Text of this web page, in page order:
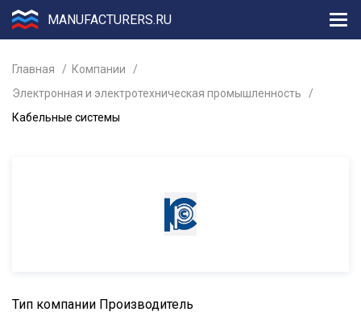
MANUFACTURERS.RU
Главная
Компании
Электронная и электротехническая промышленность
Кабельные системы
Тип компании Производитель